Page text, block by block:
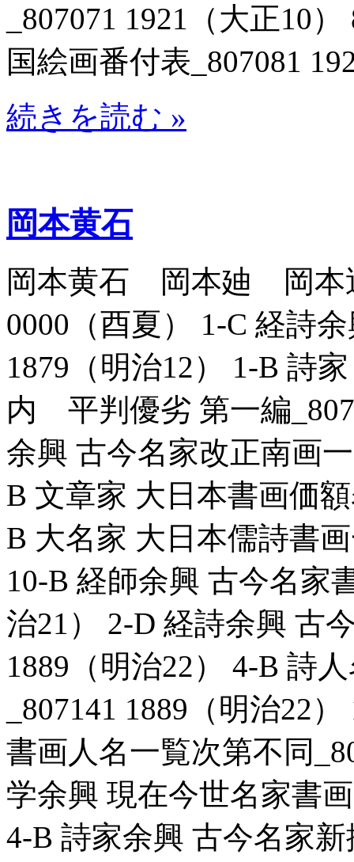
_807071 1921（大正10
国絵画番付表_807081
続きを読む »
岡本黄石
岡本黄石 岡本廸 岡本
0000（酉夏） 1-C 経詩
1879（明治12） 1-B 詩
内 平判優劣 第一編
余興 古今名家改正南画
B 文章家 大日本書画価
B 大名家 大日本儒詩書
10-B 経師余興 古今名家
治21） 2-D 経詩余興 古
1889（明治22） 4-B 詩
_807141 1889（明治22
書画人名一覧次第不同
学余興 現在今世名家書
4-B 詩家余興 古今名家